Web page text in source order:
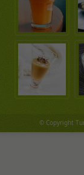
© Copyright